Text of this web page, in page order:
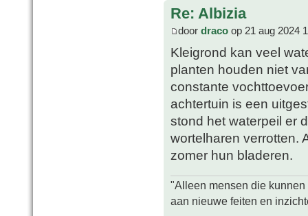
Re: Albizia
door draco op 21 aug 2024
Kleigrond kan veel
planten houden niet
constante
achtertuin is een
stond het waterpeil er
wortelharen verrotten.
zomer hun bladeren.
"Alleen mensen die
aan nieuwe feiten en